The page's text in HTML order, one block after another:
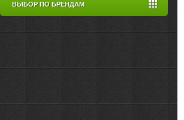
ВЫБОР ПО БРЕНДАМ